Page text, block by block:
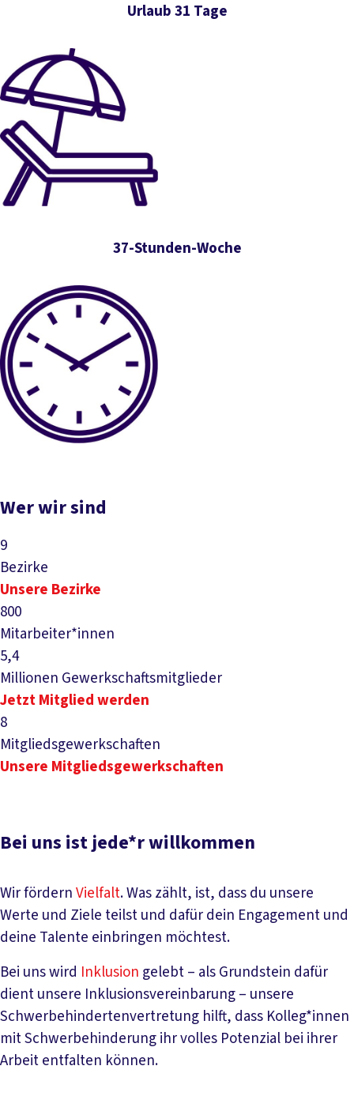
Urlaub 31 Tage
37-Stunden-Woche
Wer wir sind
9
Bezirke
Unsere Bezirke
800
Mitarbeiter*innen
5,4
Millionen Gewerkschaftsmitglieder
Jetzt Mitglied werden
8
Mitgliedsgewerkschaften
Unsere Mitgliedsgewerkschaften
Bei uns ist jede*r willkommen
Wir fördernVielfalt. Was zählt, ist, dass du unsere
Werte und Ziele teilst und dafür dein Engagement und
deine Talente einbringen möchtest.
Bei uns wird Inklusion gelebt – als Grundstein dafür
dient unsere Inklusionsvereinbarung – unsere
Schwerbehindertenvertretung hilft, dass Kolleg*innen
mit Schwerbehinderung ihr volles Potenzial bei ihrer
Arbeit entfalten können.